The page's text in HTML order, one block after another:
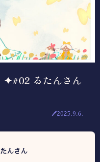
✦#02 るたんさん
🖊2025.9.6.
んさん